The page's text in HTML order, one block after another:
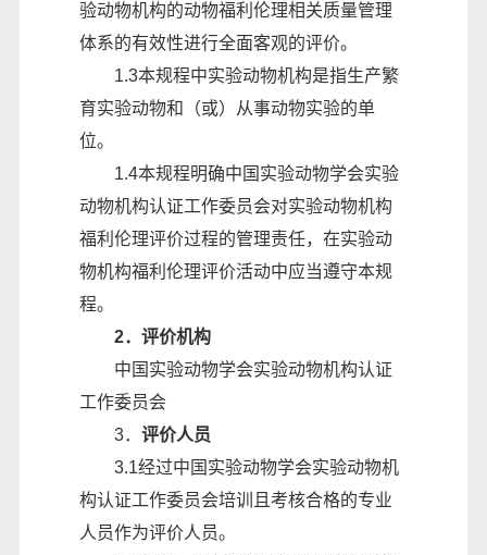
验动物机构的动物福利伦理相关质量管理
体系的有效性进行全面客观的评价。
1.3本规程中实验动物机构是指生产繁
育实验动物和（或）从事动物实验的单
位。
1.4本规程明确中国实验动物学会实验
动物机构认证工作委员会对实验动物机构
福利伦理评价过程的管理责任，在实验动
物机构福利伦理评价活动中应当遵守本规
程。
2．评价机构
中国实验动物学会实验动物机构认证
工作委员会
3．评价人员
3.1经过中国实验动物学会实验动物机
构认证工作委员会培训且考核合格的专业
人员作为评价人员。